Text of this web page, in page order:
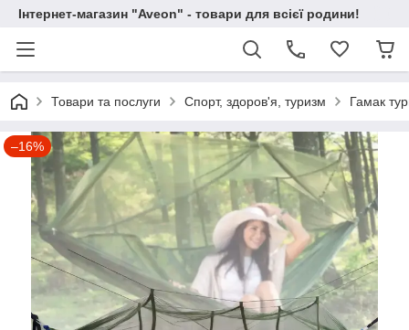
Інтернет-магазин "Aveon" - товари для всієї родини!
Товари та послуги Спорт, здоров'я, туризм Гамак
–16%